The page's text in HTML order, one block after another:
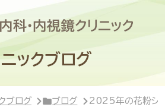
ックブログ
ブログ ブログ 2025年の花粉シ